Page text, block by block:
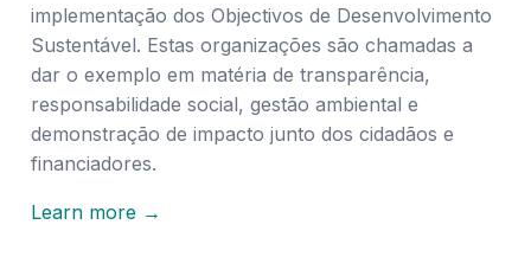
implementação dos Objectivos de Desenvolvimento
Sustentável. Estas organizações são chamadas a
dar o exemplo em matéria de transparência,
responsabilidade social, gestão ambiental e
demonstração de impacto junto dos cidadãos e
financiadores.
Learn more →